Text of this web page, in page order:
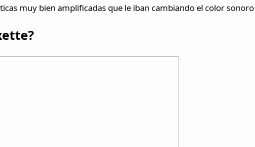
muy bien amplificadas que le iban cambiando el color